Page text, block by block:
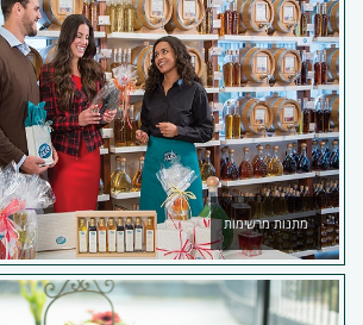
מתנות מרשימות